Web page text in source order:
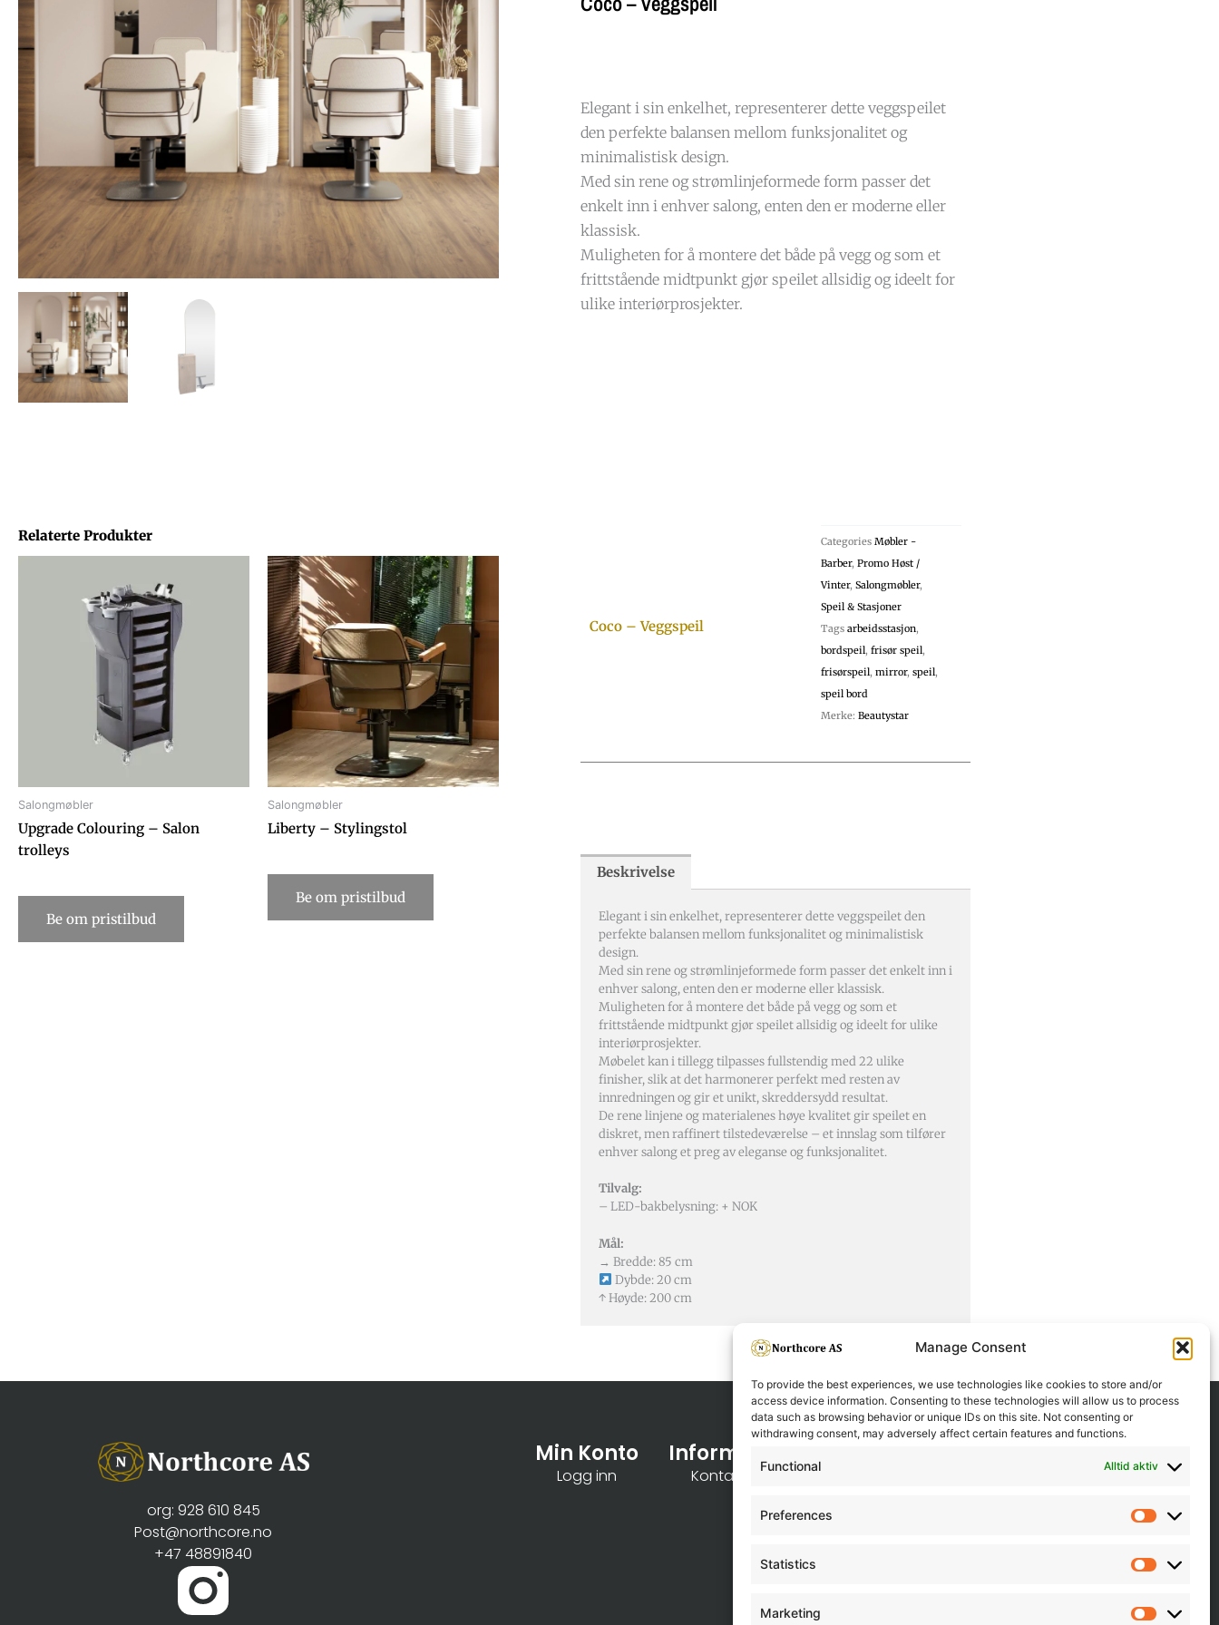
Manage Consent
To provide the best experiences, we use technologies like cookies to store and/or
access device information. Consenting to these technologies will allow us to process
data such as browsing behavior or unique IDs on this site. Not consenting or
withdrawing consent, may adversely affect certain features and functions.
Functional Alltid aktiv
Preferences
Statistics
Statistics
Marketing
Elegant i sin enkelhet, representerer dette veggspeilet
den perfekte balansen mellom funksjonalitet og
minimalistisk design.
Med sin rene og strømlinjeformede form passer det
enkelt inn i enhver salong, enten den er moderne eller
klassisk.
Muligheten for å montere det både på vegg og som et
frittstående midtpunkt gjør speilet allsidig og ideelt for
ulike interiørprosjekter.
Relaterte Produkter
Salongmøbler
Upgrade Colouring – Salon
trolleys
Be om pristilbud
Salongmøbler
Liberty – Stylingstol
Be om pristilbud
Coco – Veggspeil
Categories Møbler -
Barber, Promo Høst /
Vinter, Salongmøbler,
Speil & Stasjoner
Tags arbeidsstasjon,
bordspeil, frisør speil,
frisørspeil, mirror, speil,
speil bord
Merke: Beautystar
Beskrivelse
Elegant i sin enkelhet, representerer dette veggspeilet den
perfekte balansen mellom funksjonalitet og minimalistisk
design.
Med sin rene og strømlinjeformede form passer det enkelt inn i
enhver salong, enten den er moderne eller klassisk.
Muligheten for å montere det både på vegg og som et
frittstående midtpunkt gjør speilet allsidig og ideelt for ulike
interiørprosjekter.
Møbelet kan i tillegg tilpasses fullstendig med 22 ulike
finisher, slik at det harmonerer perfekt med resten av
innredningen og gir et unikt, skreddersydd resultat.
De rene linjene og materialenes høye kvalitet gir speilet en
diskret, men raffinert tilstedeværelse – et innslag som tilfører
enhver salong et preg av eleganse og funksjonalitet.
Tilvalg:
– LED-bakbelysning: + NOK
Mål:
→ Bredde: 85 cm
Dybde: 20 cm
↑ Høyde: 200 cm
org: 928 610 845
Post@northcore.no
+47 48891840
Min Konto
Logg inn
Informasjon
Kontakt oss